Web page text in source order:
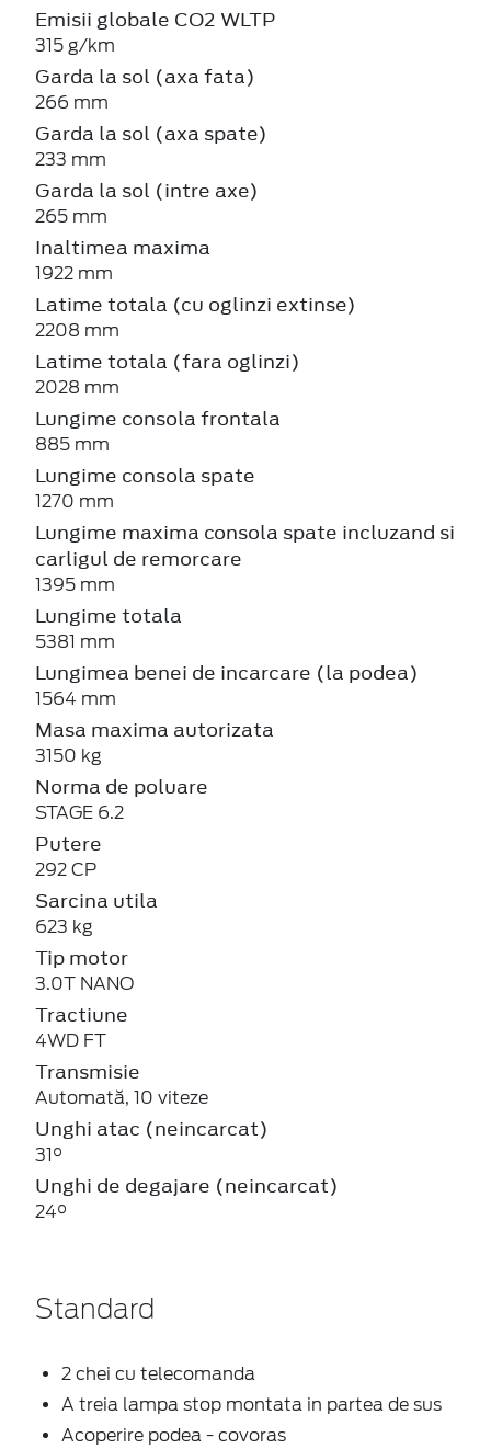
Emisii globale CO2 WLTP
315 g/km
Garda la sol (axa fata)
266 mm
Garda la sol (axa spate)
233 mm
Garda la sol (intre axe)
265 mm
Inaltimea maxima
1922 mm
Latime totala (cu oglinzi extinse)
2208 mm
Latime totala (fara oglinzi)
2028 mm
Lungime consola frontala
885 mm
Lungime consola spate
1270 mm
Lungime maxima consola spate incluzand si
carligul de remorcare
1395 mm
Lungime totala
5381 mm
Lungimea benei de incarcare (la podea)
1564 mm
Masa maxima autorizata
3150 kg
Norma de poluare
STAGE 6.2
Putere
292 CP
Sarcina utila
623 kg
Tip motor
3.0T NANO
Tractiune
4WD FT
Transmisie
Automată, 10 viteze
Unghi atac (neincarcat)
31°
Unghi de degajare (neincarcat)
24°
Standard
2 chei cu telecomanda
A treia lampa stop montata in partea de sus
Acoperire podea - covoras